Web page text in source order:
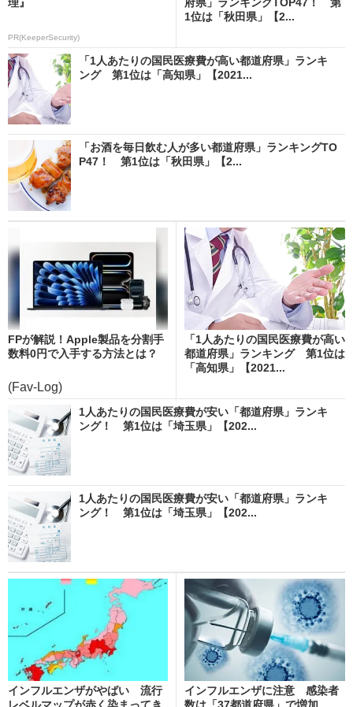
理』
PR(KeeperSecurity)
府県」ランキングTOP47！ 第
1位は「秋田県」【2...
「1人あたりの国民医療費が高い都道府県」ランキ
ング 第1位は「高知県」【2021...
「お酒を毎日飲む人が多い都道府県」ランキングTO
P47！ 第1位は「秋田県」【2...
FPが解説！Apple製品を分割手
数料0円で入手する方法とは？
(Fav-Log)
「1人あたりの国民医療費が高い
都道府県」ランキング 第1位は
「高知県」【2021...
1人あたりの国民医療費が安い「都道府県」ランキ
ング！ 第1位は「埼玉県」【202...
1人あたりの国民医療費が安い「都道府県」ランキ
ング！ 第1位は「埼玉県」【202...
インフルエンザがやばい 流行
インフルエンザに注意 感染者